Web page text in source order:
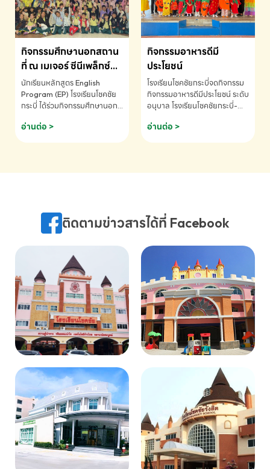
MENTAL ARITHMETIC
COMPETITION 2026 - ถ้วย
รางวัลรองชนะเลิศอันดับที่ 2
Mental Arithmetic
Competition K2 - ถ้วยรางวัล
รองชนะเลิศอันดับที่ 2 Mental
K2(Grop) โรงเรียนโชคชัยกระบี่-
สอบถามข้อมูลเพิ่มเติม โทร.
075-691910
กิจกรรมศึกษานอกสถาน
ที่ ณ เมเจอร์ ซีนีเพล็กซ์
ระดับประถมศึกษา (EP.1-
6)
นักเรียนหลักสูตร English
Program (EP) โรงเรียนโชคชัย
กระบี่ ได้ร่วมกิจกรรมศึกษานอก
ชมภาพยนตร์ Toy Story 5
(Soundtrack)เพื่อเสริมทักษะ
ภาษา ผ่านประสบการณ์การเรียนรู้
075-691910
อ่านต่อ >
กิจกรรมอาหารดีมี
ประโยชน์
โรงเรียนโชคชัยกระบี่จดกิจกรรม
กิจกรรมอาหารดีมีประโยชน์ ระดับ
อนุบาล โรงเรียนโชคชัยกระบี่-
075-691910
อ่านต่อ >
ติดตามข่าวสารได้ที่ Facebook